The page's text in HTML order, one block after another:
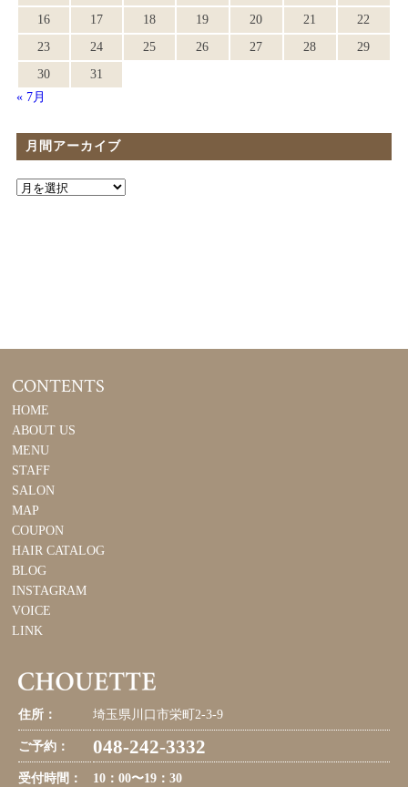
16
17 18 19 20 21
22
23
24 25 26 27 28
29
30
31
« 7月
月間アーカイブ
CONTENTS
HOME
ABOUT US
MENU
STAFF
SALON
MAP
COUPON
HAIR CATALOG
BLOG
INSTAGRAM
VOICE
LINK
住所： 埼玉県川口市栄町2-3-9
ご予約： 048-242-3332
受付時間：
10：00〜19：30